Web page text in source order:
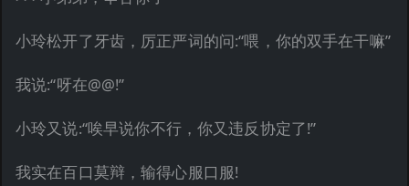
小玲松开了牙齿，厉正严词的问:“喂，你的双手在干嘛”
我说:“呀在@@!”
小玲又说:“唉早说你不行，你又违反协定了!”
我实在百口莫辩，输得心服口服!